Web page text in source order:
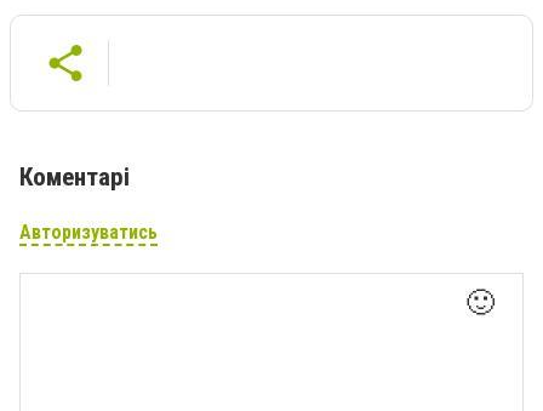
Коментарі
Авторизуватись
🙂